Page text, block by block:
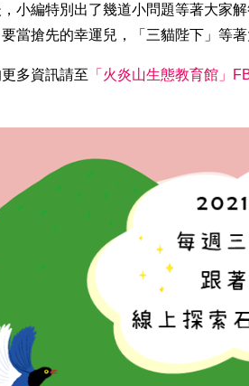
小編特別出了幾道小問題等著大家
當搶先的幸運兒，「三貓陛下」等著
多資訊請至 「火炎山生態教育館」